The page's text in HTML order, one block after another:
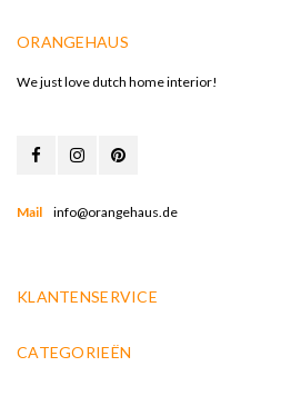
ORANGEHAUS
We just love dutch home interior!
Mail info@orangehaus.de
KLANTENSERVICE
CATEGORIEËN